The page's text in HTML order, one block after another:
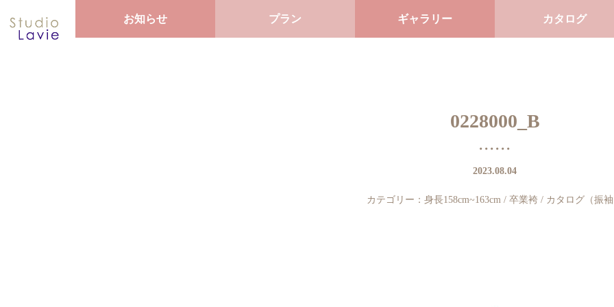
お知らせ プラン ギャラリー カタログ
0228000_B
2023.08.04
カテゴリー： 身長158cm~163cm / 卒業袴 / カタログ（振袖